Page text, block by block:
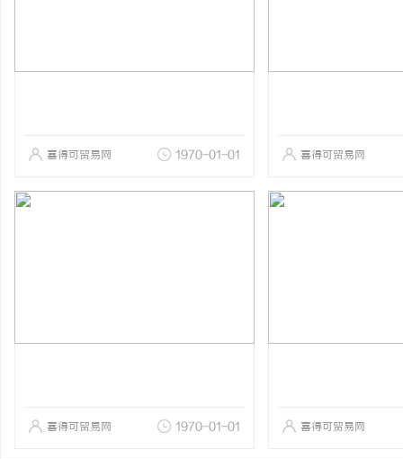
喜得可贸易网 1970-01-01 喜得可贸易网
喜得可贸易网 1970-01-01 喜得可贸易网